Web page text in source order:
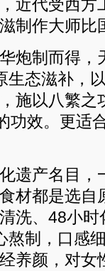
近代受西方
制作大师比
制而得，
生态滋补，
施以八繁之
功效。更适
产名目，
材都是选自
洗、48小
制，口感
养颜，对女